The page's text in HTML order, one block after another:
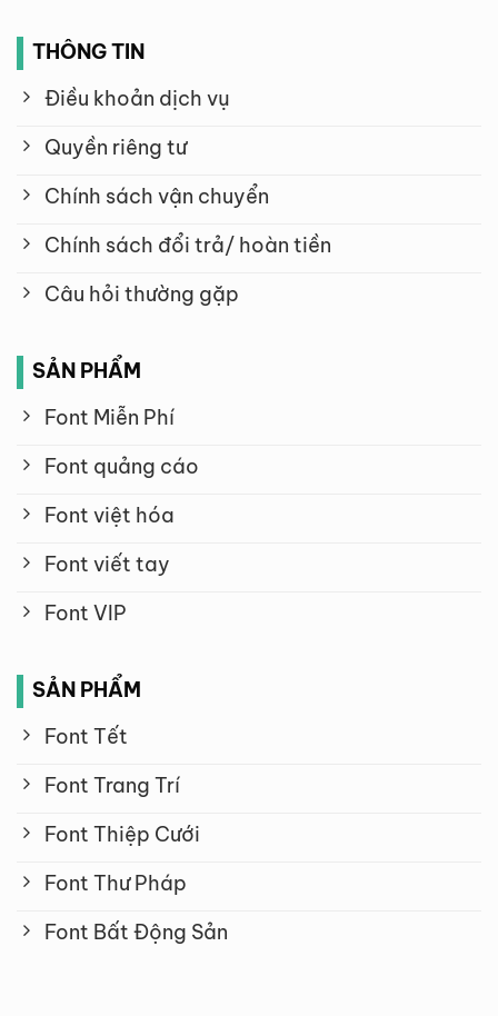
THÔNG TIN
Điều khoản dịch vụ
Quyền riêng tư
Chính sách vận chuyển
Chính sách đổi trả/ hoàn tiền
Câu hỏi thường gặp
SẢN PHẨM
Font Miễn Phí
Font quảng cáo
Font việt hóa
Font viết tay
Font VIP
SẢN PHẨM
Font Tết
Font Trang Trí
Font Thiệp Cưới
Font Thư Pháp
Font Bất Động Sản